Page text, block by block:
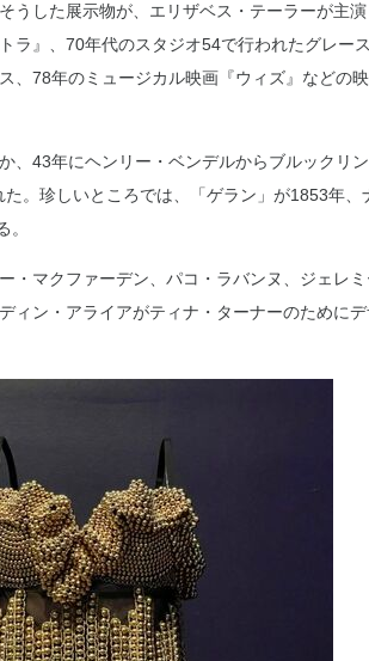
うした展示物が、エリザベス・テーラーが主
ラ』、70年代のスタジオ54で行われたグレー
、78年のミュージカル映画『ウィズ』などの
43年にヘンリー・ベンデルからブルックリ
。珍しいところでは、「ゲラン」が1853年、
マクファーデン、パコ・ラバンヌ、ジェレミ
ィン・アライアがティナ・ターナーのために